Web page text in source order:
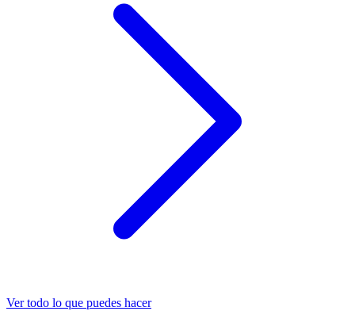
Ver todo lo que puedes hacer